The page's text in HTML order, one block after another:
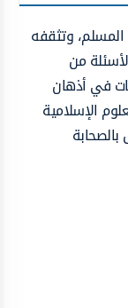
وتثقفه
من
في أذهان
الإسلامية